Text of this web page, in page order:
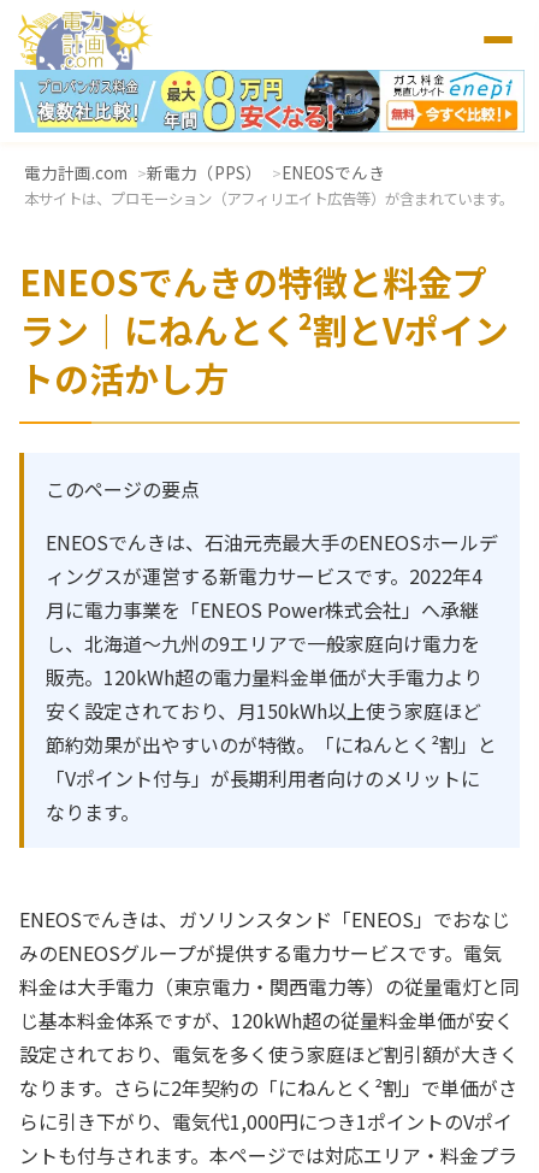
電力計画.com 新電力（PPS） ENEOSでんき
本サイトは、プロモーション（アフィリエイト広告等）が含まれています。
ENEOSでんきの特徴と料金プ
ラン｜にねんとく²割とVポイン
トの活かし方
このページの要点
ENEOSでんきは、石油元売最大手のENEOSホールデ
ィングスが運営する新電力サービスです。2022年4
月に電力事業を「ENEOS Power株式会社」へ承継
し、北海道〜九州の9エリアで一般家庭向け電力を
販売。120kWh超の電力量料金単価が大手電力より
安く設定されており、月150kWh以上使う家庭ほど
節約効果が出やすいのが特徴。「にねんとく²割」と
「Vポイント付与」が長期利用者向けのメリットに
なります。
ENEOSでんきは、ガソリンスタンド「ENEOS」でおなじ
みのENEOSグループが提供する電力サービスです。電気
料金は大手電力（東京電力・関西電力等）の従量電灯と同
じ基本料金体系ですが、120kWh超の従量料金単価が安く
設定されており、電気を多く使う家庭ほど割引額が大きく
なります。さらに2年契約の「にねんとく²割」で単価がさ
らに引き下がり、電気代1,000円につき1ポイントのVポイ
ントも付与されます。本ページでは対応エリア・料金プラ